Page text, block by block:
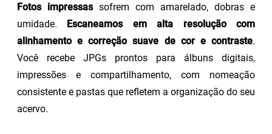
Fotos impressassofrem com amarelado, dobras e
umidade. Escaneamos em alta resolução com
alinhamento e correção suave de cor e contraste.
Você recebe JPGs prontos para álbuns digitais,
impressões e compartilhamento, com nomeação
consistente e pastas que refletem a organização do seu
acervo.